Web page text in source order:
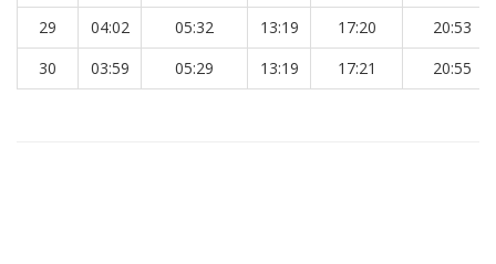
29
04:02 05:32 13:19 17:20
20:53
30
03:59 05:29 13:19 17:21 20:55